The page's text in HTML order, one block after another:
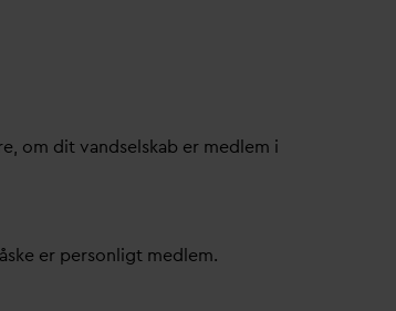
om dit vandselskab er medlem i
er personligt medlem.